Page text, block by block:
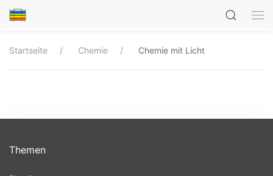
Startseite Chemie Chemie mit Licht
Themen